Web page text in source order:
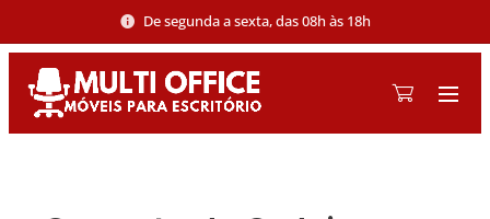
De segunda a sexta, das 08h às 18h